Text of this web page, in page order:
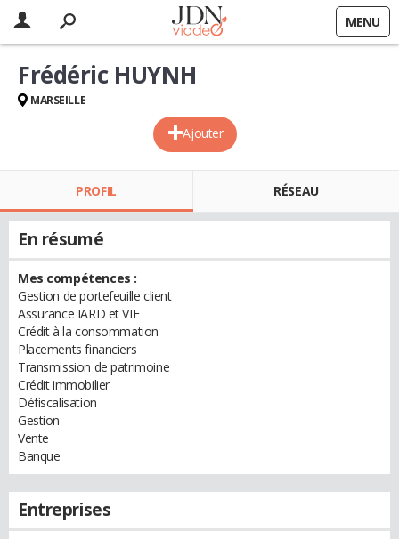
MENU
Ajouter
Frédéric HUYNH
MARSEILLE
PROFIL RÉSEAU
En résumé
Mes compétences :
Gestion de portefeuille client
Assurance IARD et VIE
Crédit à la consommation
Placements financiers
Transmission de patrimoine
Crédit immobilier
Défiscalisation
Gestion
Vente
Banque
Entreprises